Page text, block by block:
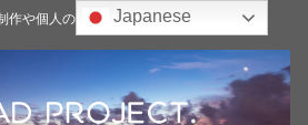
作や個人の雑記ブログJapanese